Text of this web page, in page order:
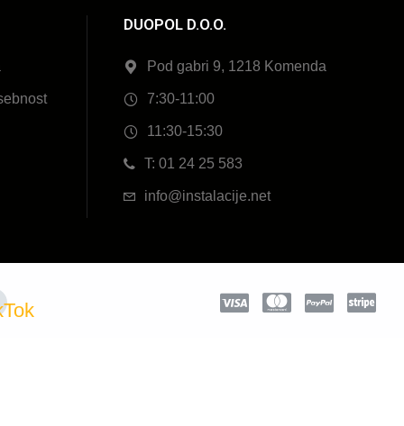
DUOPOL D.O.O.
Pod gabri 9, 1218 Komenda
7:30-11:00
11:30-15:30
T: 01 24 25 583
info@instalacije.net